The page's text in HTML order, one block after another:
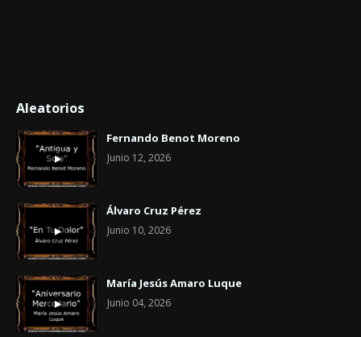
Aleatorios
Fernando Benot Moreno
Junio 12, 2026
Álvaro Cruz Pérez
Junio 10, 2026
María Jesús Amaro Luque
Junio 04, 2026